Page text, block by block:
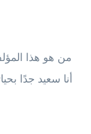
من هو هذا
أنا سعيد جدًا